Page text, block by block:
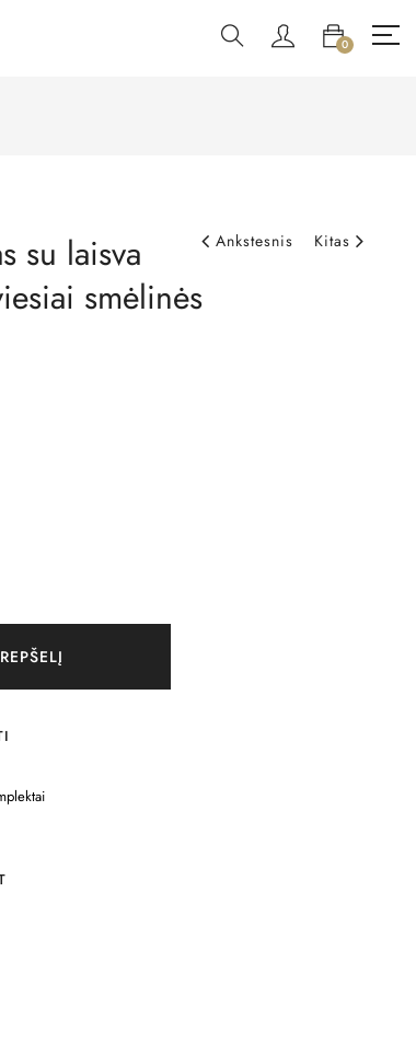
0
Ankstesnis Kitas
su laisva
smėlinės